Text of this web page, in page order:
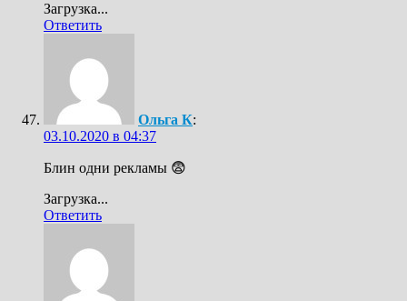
Загрузка...
Ответить
Ольга К:
03.10.2020 в 04:37
Блин одни рекламы 😨
Загрузка...
Ответить